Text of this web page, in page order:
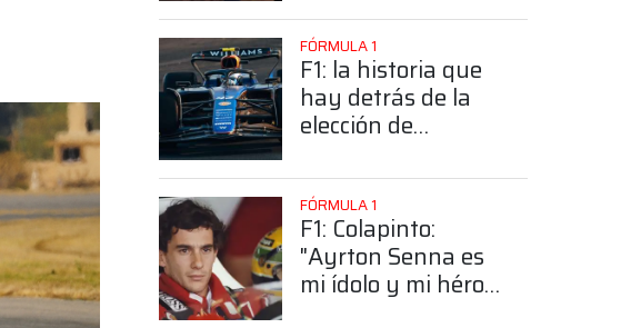
posición de
Colapinto
FÓRMULA 1
F1: la historia que
hay detrás de la
elección de
número 43
FÓRMULA 1
F1: Colapinto:
"Ayrton Senna es
mi ídolo y mi héroe